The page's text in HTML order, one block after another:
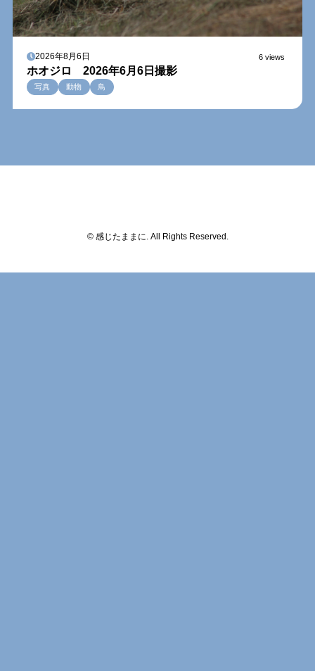
2026年8月6日 6 views
ホオジロ 2026年6月6日撮影
写真 動物 鳥
© 感じたままに. All Rights Reserved.